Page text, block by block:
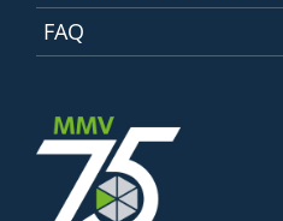
FAQ